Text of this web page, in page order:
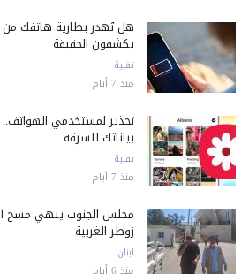
هل تُهدر بطارية هاتفك من
يكشفون الحقيقة
تقنية
منذ 7 أيام
تحذير لمستخدمي
بياناتك للسرقة
تقنية
منذ 7 أيام
مجلس الجنوب ينهي مسح
زوطر الغربية
لبنان